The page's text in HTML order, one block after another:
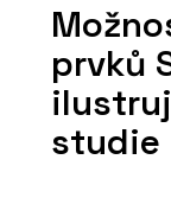
prvků
studie